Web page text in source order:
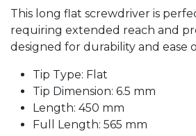
This long flat screwdriver is
requiring extended reach and
designed for durability and ease
Tip Type: Flat
Tip Dimension: 6.5 mm
Length: 450 mm
Full Length: 565 mm